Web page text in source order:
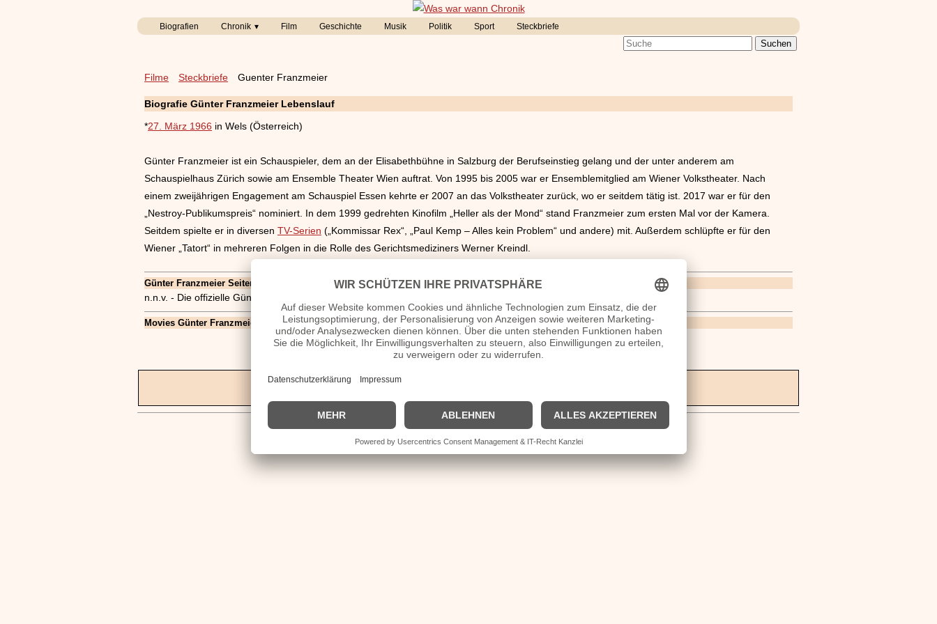
Biografien Chronik Film Geschichte Musik Politik Sport Steckbriefe
Filme Steckbriefe Guenter Franzmeier
Biografie Günter Franzmeier Lebenslauf
*27. März 1966 in Wels (Österreich)
Günter Franzmeier ist ein Schauspieler, dem an der Elisabethbühne in Salzburg der Berufseinstieg gelang und der unter anderem am
Schauspielhaus Zürich sowie am Ensemble Theater Wien auftrat. Von 1995 bis 2005 war er Ensemblemitglied am Wiener Volkstheater. Nach
einem zweijährigen Engagement am Schauspiel Essen kehrte er 2007 an das Volkstheater zurück, wo er seitdem tätig ist. 2017 war er für den
„Nestroy-Publikumspreis“ nominiert. In dem 1999 gedrehten Kinofilm „Heller als der Mond“ stand Franzmeier zum ersten Mal vor der Kamera.
Seitdem spielte er in diversen TV-Serien („Kommissar Rex“, „Paul Kemp – Alles kein Problem“ und andere) mit. Außerdem schlüpfte er für den
Wiener „Tatort“ in mehreren Folgen in die Rolle des Gerichtsmediziners Werner Kreindl.
Günter Franzmeier Seiten, Kurzbio, Familie, verheiratet, Herkunft etc.
n.n.v. - Die offizielle Günter Franzmeier Homepage / Facebook / X / Instagram Seite
Movies Günter Franzmeier Filme
| © 2013–2023 was-war-wann.de. Alle Rechte vorbehalten. |